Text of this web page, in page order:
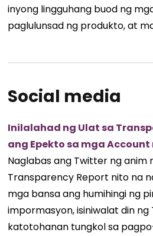
inyong lingguhang buod ng
paglulunsad ng produkto, at
Social media
Inilalahad ng Ulat sa
ang Epekto sa mga Account
Naglabas ang Twitter ng anim
Transparency Report nito na
mga bansa ang humihingi ng
impormasyon, isiniwalat din
katotohanan tungkol sa